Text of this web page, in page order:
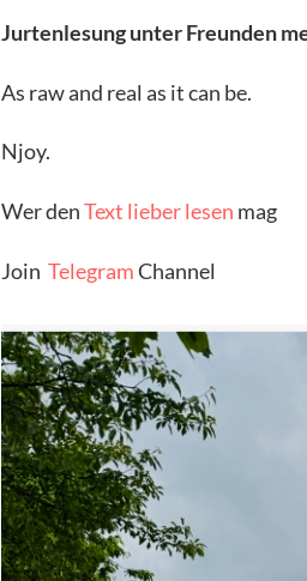
Jurtenlesung unter Freunden
As raw and real as it can be.
Njoy.
Wer denText lieber lesen mag
Join TelegramChannel